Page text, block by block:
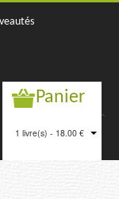
Panier
1 livre(s) - 18.00 €